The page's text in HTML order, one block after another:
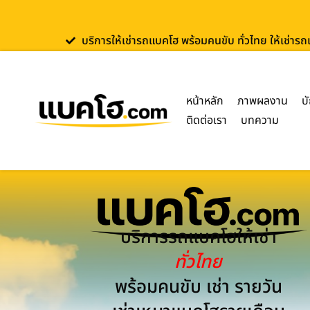
บริการให้เช่ารถแบคโฮ พร้อมคนขับ ทั่วไทย ให้เช่า
หน้าหลัก ภาพผลงาน
ติดต่อเรา
บทความ
บริการรถแบคโฮให้เช่า
ทั่วไทย
พร้อมคนขับ เช่า รายวัน